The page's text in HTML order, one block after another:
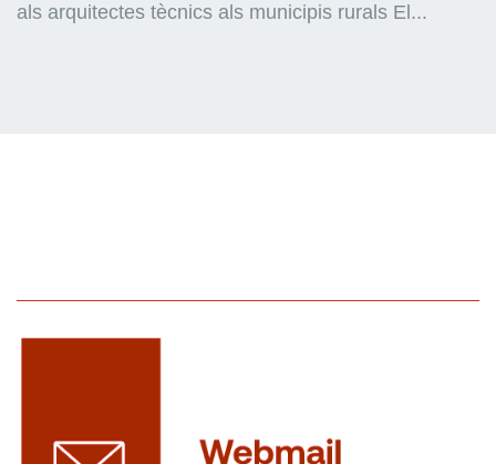
als arquitectes tècnics als municipis rurals El...